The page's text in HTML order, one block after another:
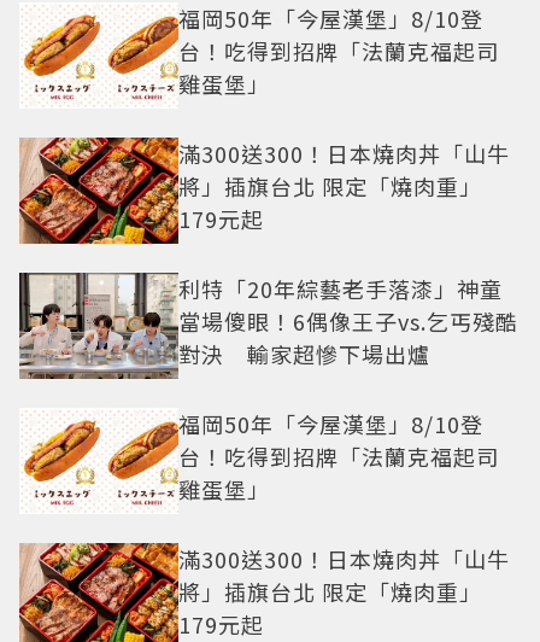
福岡50年「今屋漢堡」8/10登
台！吃得到招牌「法蘭克福起司
雞蛋堡」
滿300送300！日本燒肉丼「山牛
將」插旗台北 限定「燒肉重」
179元起
利特「20年綜藝老手落漆」神童
當場傻眼！6偶像王子vs.乞丐殘酷
對決 輸家超慘下場出爐
福岡50年「今屋漢堡」8/10登
台！吃得到招牌「法蘭克福起司
雞蛋堡」
滿300送300！日本燒肉丼「山牛
將」插旗台北 限定「燒肉重」
179元起